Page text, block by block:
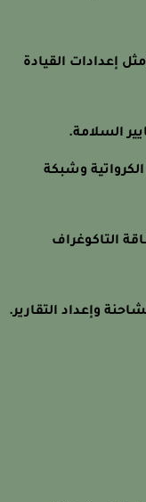
القيادة
السلامة.
وشبكة
التاكوغراف
وإعداد التقارير.